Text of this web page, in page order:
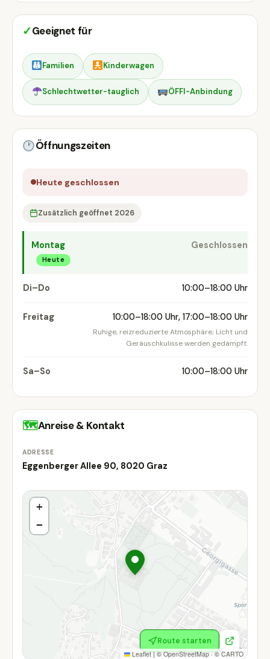
✓Geeignet für
Familien Kinderwagen
Schlechtwetter-tauglich ÖFFI-Anbindung
Öffnungszeiten
Heute geschlossen
Zusätzlich geöffnet 2026
Montag
Heute
Geschlossen
Di–Do 10:00–18:00 Uhr
Freitag 10:00–18:00 Uhr, 17:00–18:00 Uhr
Ruhige, reizreduzierte Atmosphäre; Licht und
Geräuschkulisse werden gedämpft.
Sa–So 10:00–18:00 Uhr
🗺Anreise & Kontakt
ADRESSE
Eggenberger Allee 90, 8020 Graz
+
−
Leaflet |©OpenStreetMap· © CARTO
Route starten